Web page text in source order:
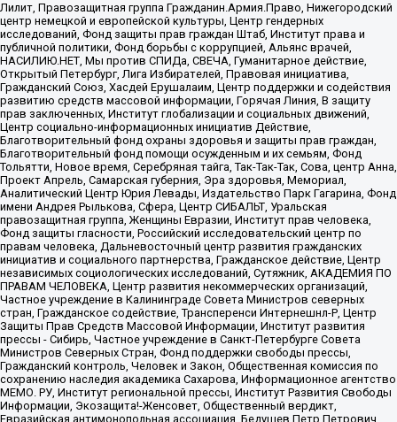
Лилит, Правозащитная группа Гражданин.Армия.Право, Нижегородский
центр немецкой и европейской культуры, Центр гендерных
исследований, Фонд защиты прав граждан Штаб, Институт права и
публичной политики, Фонд борьбы с коррупцией, Альянс врачей,
НАСИЛИЮ.НЕТ, Мы против СПИДа, СВЕЧА, Гуманитарное действие,
Открытый Петербург, Лига Избирателей, Правовая инициатива,
Гражданский Союз, Хасдей Ерушалаим, Центр поддержки и содействия
развитию средств массовой информации, Горячая Линия, В защиту
прав заключенных, Институт глобализации и социальных движений,
Центр социально-информационных инициатив Действие,
Благотворительный фонд охраны здоровья и защиты прав граждан,
Благотворительный фонд помощи осужденным и их семьям, Фонд
Тольятти, Новое время, Серебряная тайга, Так-Так-Так, Сова, центр Анна,
Проект Апрель, Самарская губерния, Эра здоровья, Мемориал,
Аналитический Центр Юрия Левады, Издательство Парк Гагарина, Фонд
имени Андрея Рылькова, Сфера, Центр СИБАЛЬТ, Уральская
правозащитная группа, Женщины Евразии, Институт прав человека,
Фонд защиты гласности, Российский исследовательский центр по
правам человека, Дальневосточный центр развития гражданских
инициатив и социального партнерства, Гражданское действие, Центр
независимых социологических исследований, Сутяжник, АКАДЕМИЯ ПО
ПРАВАМ ЧЕЛОВЕКА, Центр развития некоммерческих организаций,
Частное учреждение в Калининграде Совета Министров северных
стран, Гражданское содействие, Трансперенси Интернешнл-Р, Центр
Защиты Прав Средств Массовой Информации, Институт развития
прессы - Сибирь, Частное учреждение в Санкт-Петербурге Совета
Министров Северных Стран, Фонд поддержки свободы прессы,
Гражданский контроль, Человек и Закон, Общественная комиссия по
сохранению наследия академика Сахарова, Информационное агентство
МЕМО. РУ, Институт региональной прессы, Институт Развития Свободы
Информации, Экозащита!-Женсовет, Общественный вердикт,
Евразийская антимонопольная ассоциация, Бедушев Петр Петрович,